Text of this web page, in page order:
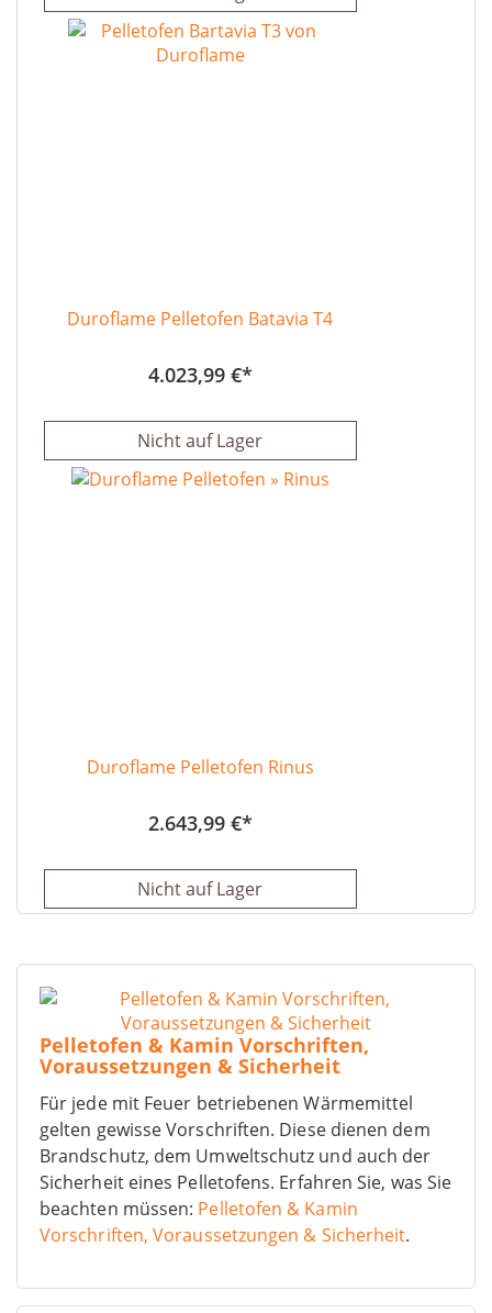
Duroflame Pelletofen Batavia T4
4.023,99 €
Nicht auf Lager
Duroflame Pelletofen Rinus
2.643,99 €
Nicht auf Lager
Pelletofen & Kamin Vorschriften,
Voraussetzungen & Sicherheit
Für jede mit Feuer betriebenen Wärmemittel
gelten gewisse Vorschriften. Diese dienen dem
Brandschutz, dem Umweltschutz und auch der
Sicherheit eines Pelletofens. Erfahren Sie, was Sie
beachten müssen: Pelletofen & Kamin
Vorschriften, Voraussetzungen & Sicherheit.